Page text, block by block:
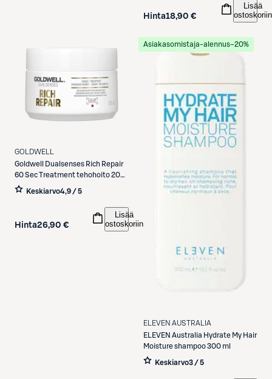
Hinta18,90 €
Lisää
ostoskoriin
GOLDWELL
Goldwell
Dualsenses Rich Repair
60 Sec Treatment tehohoito 200
ml
Keskiarvo4,9 / 5
Hinta26,90 €
Lisää
ostoskoriin
Asiakasomistaja-alennus−20%
ELEVEN AUSTRALIA
ELEVEN Australia Hydrate My Hair
Moisture shampoo 300 ml
Keskiarvo3 / 5